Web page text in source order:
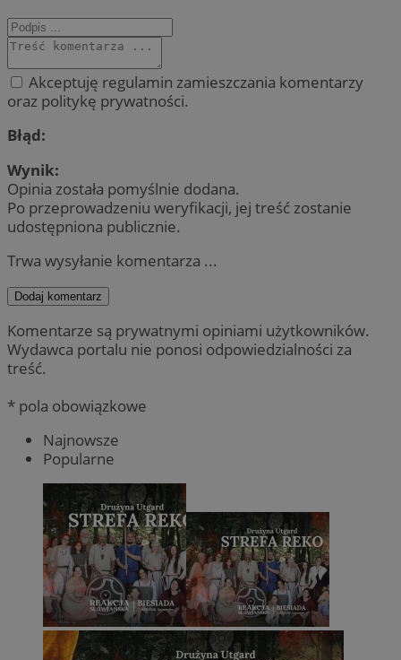
Akceptuję regulamin zamieszczania komentarzy
oraz politykę prywatności.
Błąd:
Wynik:
Opinia została pomyślnie dodana.
Po przeprowadzeniu weryfikacji, jej treść zostanie
udostępniona publicznie.
Trwa wysyłanie komentarza ...
Dodaj komentarz
Komentarze są prywatnymi opiniami użytkowników.
Wydawca portalu nie ponosi odpowiedzialności za
treść.
* pola obowiązkowe
Najnowsze
Popularne